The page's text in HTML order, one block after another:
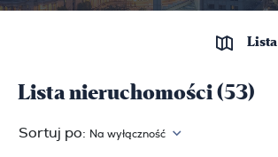
Lista
Lista nieruchomości (53)
Sortuj po: Na wyłączność